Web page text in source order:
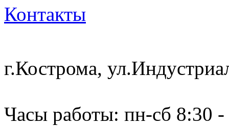
Контакты
г.Кострома,
Часы работы: пн-сб 8:30